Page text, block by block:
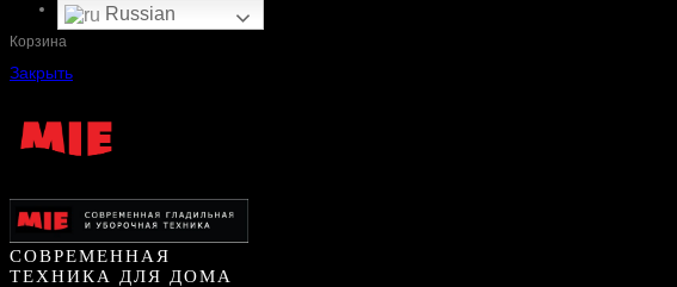
Russian
Корзина
Закрыть
СОВРЕМЕННАЯ
ТЕХНИКА ДЛЯ ДОМА